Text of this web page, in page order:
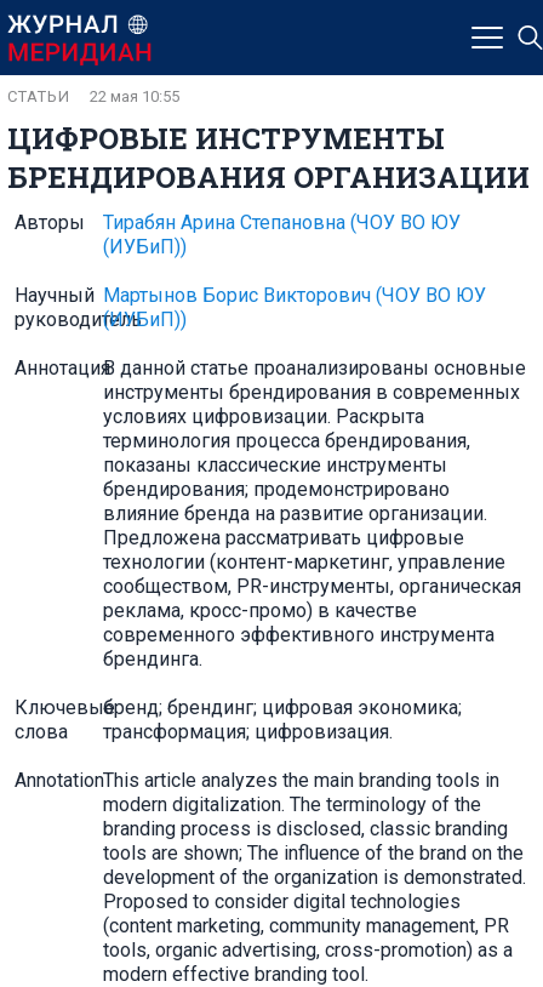
ЦИФРОВЫЕ ИНСТРУМЕНТЫ
БРЕНДИРОВАНИЯ ОРГАНИЗАЦИИ
СТАТЬИ 22 мая 10:55
Авторы Тирабян Арина Степановна (ЧОУ ВО ЮУ
(ИУБиП))
Научный
руководитель
Мартынов Борис Викторович (ЧОУ ВО ЮУ
(ИУБиП))
АннотацияВ данной статье проанализированы основные
инструменты брендирования в современных
условиях цифровизации. Раскрыта
терминология процесса брендирования,
показаны классические инструменты
брендирования; продемонстрировано
влияние бренда на развитие организации.
Предложена рассматривать цифровые
технологии (контент-маркетинг, управление
сообществом, PR-инструменты, органическая
реклама, кросс-промо) в качестве
современного эффективного инструмента
брендинга.
Ключевые
слова
бренд; брендинг; цифровая экономика;
трансформация; цифровизация.
AnnotationThis article analyzes the main branding tools in
modern digitalization. The terminology of the
branding process is disclosed, classic branding
tools are shown; The influence of the brand on the
development of the organization is demonstrated.
Proposed to consider digital technologies
(content marketing, community management, PR
tools, organic advertising, cross-promotion) as a
modern effective branding tool.